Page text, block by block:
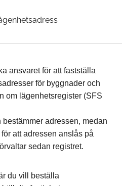
ansvaret för att fastställa
för byggnader och
om lägenhetsregister (SFS
adressen, medan
att adressen anslås på
sedan registret.
du vill beställa